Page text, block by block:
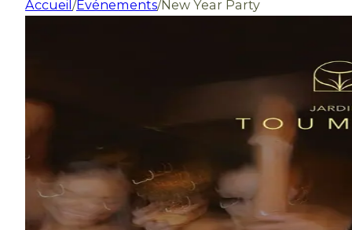
Accueil /Événements/New Year Party